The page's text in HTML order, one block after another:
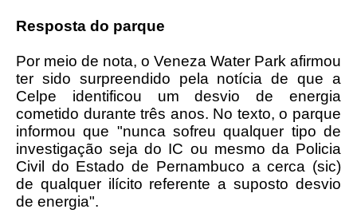
Resposta do parque
Por meio de nota, o Veneza Water Park afirmou
ter sido surpreendido pela notícia de que a
Celpe identificou um desvio de energia
cometido durante três anos. No texto, o parque
informou que "nunca sofreu qualquer tipo de
investigação seja do IC ou mesmo da Policia
Civil do Estado de Pernambuco a cerca (sic)
de qualquer ilícito referente a suposto desvio
de energia".